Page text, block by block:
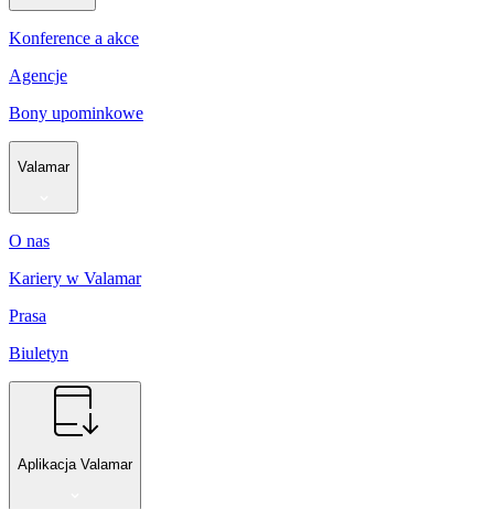
Konference a akce
Agencje
Bony upominkowe
Valamar
O nas
Kariery w Valamar
Prasa
Biuletyn
Aplikacja Valamar